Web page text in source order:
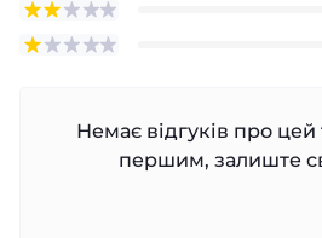
Немає відгуків про цей
першим, залиште